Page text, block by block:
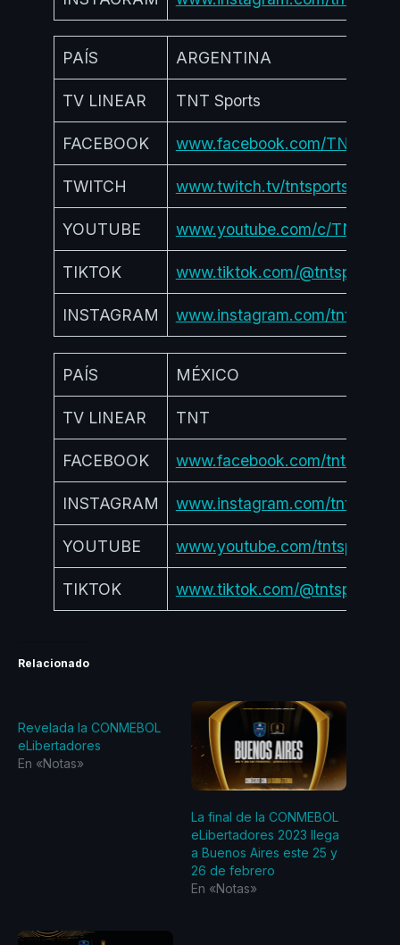
PAÍS ARGENTINA
TV LINEAR TNT Sports
FACEBOOK www.facebook.com/
TWITCH www.twitch.tv/tntsportsar
YOUTUBE www.youtube.com/c/
TIKTOK www.tiktok.com/@tntsportsar
INSTAGRAM www.instagram.com/
PAÍS MÉXICO
TV LINEAR TNT
FACEBOOK www.facebook.com/
INSTAGRAM www.instagram.com/
YOUTUBE www.youtube.com/
TIKTOK www.tiktok.com/
Relacionado
Revelada la CONMEBOL
eLibertadores
En «Notas»
La final de la CONMEBOL
eLibertadores 2023 llega
a Buenos Aires este 25 y
26 de febrero
En «Notas»